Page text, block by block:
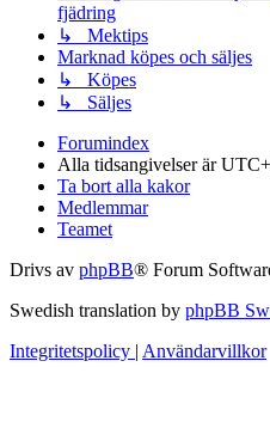
fjädring
↳ Mektips
Marknad köpes och säljes
↳ Köpes
↳ Säljes
Forumindex
Alla tidsangivelser är
Ta bort alla kakor
Medlemmar
Teamet
Drivs av phpBB® Forum
Swedish translation by phpBB
Integritetspolicy | Användarvillkor